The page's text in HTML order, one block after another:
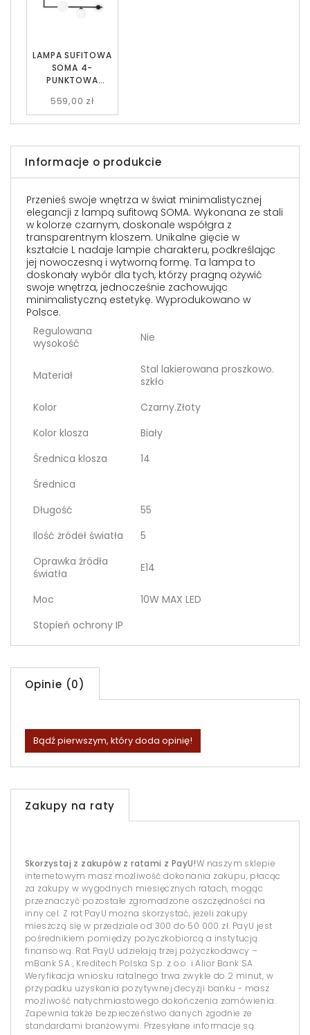
LAMPA SUFITOWA
SOMA 4-
PUNKTOWA
EMIBIG
559,00 zł
Informacje o produkcie
Przenieś swoje wnętrza w świat minimalistycznej
elegancji z lampą sufitową SOMA. Wykonana ze stali
w kolorze czarnym, doskonale współgra z
transparentnym kloszem. Unikalne gięcie w
kształcie L nadaje lampie charakteru, podkreślając
jej nowoczesną i wytworną formę. Ta lampa to
doskonały wybór dla tych, którzy pragną ożywić
swoje wnętrza, jednocześnie zachowując
minimalistyczną estetykę. Wyprodukowano w
Polsce.
Regulowana
wysokość
Nie
Materiał
Stal lakierowana proszkowo.
szkło
Kolor
Czarny.Złoty
Kolor klosza
Biały
Średnica klosza
14
Średnica
Długość
55
Ilość żródeł światła
5
Oprawka źródła
światła
E14
Moc
10W MAX LED
Stopień ochrony IP
Opinie (0)
Bądź pierwszym, który doda opinię!
Zakupy na raty
Skorzystaj z zakupów z ratami z PayU!W naszym sklepie
internetowym masz możliwość dokonania zakupu, płacąc
za zakupy w wygodnych miesięcznych ratach, mogąc
przeznaczyć pozostałe zgromadzone oszczędności na
inny cel. Z rat PayU można skorzystać, jeżeli zakupy
mieszczą się w przedziale od 300 do 50 000 zł. PayU jest
pośrednikiem pomiędzy pożyczkobiorcą a instytucją
finansową. Rat PayU udzielają trzej pożyczkodawcy –
mBank SA , Kreditech Polska Sp. z o.o. i Alior Bank SA.
Weryfikacja wniosku ratalnego trwa zwykle do 2 minut, w
przypadku uzyskania pozytywnej decyzji banku - masz
możliwość natychmiastowego dokończenia zamówienia.
Zapewnia także bezpieczeństwo danych zgodnie ze
standardami branżowymi. Przesyłane informacje są